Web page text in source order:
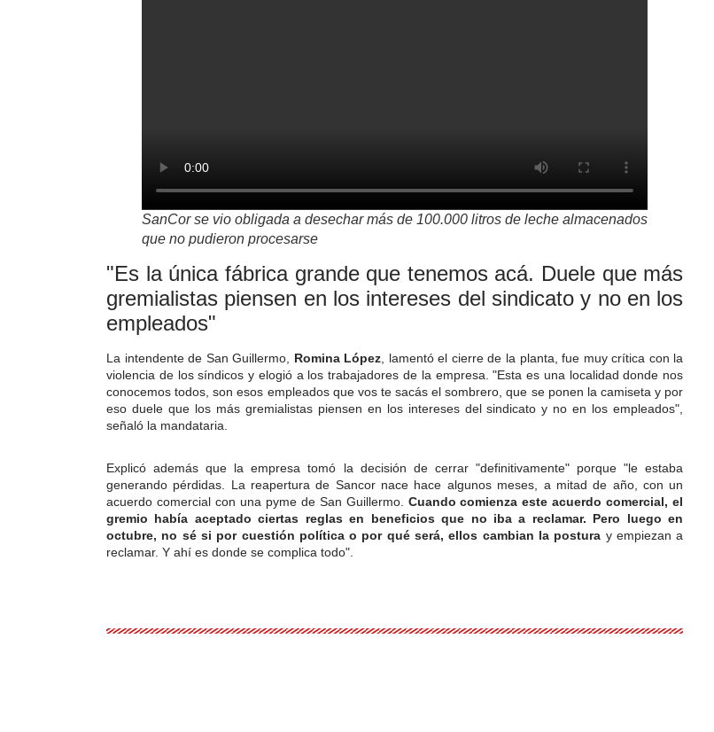
SanCor se vio obligada a desechar más de 100.000 litros de leche almacenados
que no pudieron procesarse
"Es la única fábrica grande que tenemos acá. Duele que más
gremialistas piensen en los intereses del sindicato y no en los
empleados"
La intendente de San Guillermo, Romina López , lamentó el cierre de la planta, fue muy crítica con la
violencia de los síndicos y elogió a los trabajadores de la empresa. "Esta es una localidad donde nos
conocemos todos,son esos empleados que vos te sacás el sombrero, que se ponen la camiseta y por
eso duele que los más gremialistas piensen en los intereses del sindicato y no en los empleados",
señaló la mandataria.
Explicó además que la empresa tomó la decisión de cerrar "definitivamente" porque "le estaba
generando pérdidas. La reapertura de Sancor nace hace algunos meses, a mitad de año, con un
acuerdo comercial con una pyme de San Guillermo. Cuando comienza este acuerdo comercial, el
gremio había aceptado ciertas reglas en beneficios que no iba a reclamar. Pero luego en
octubre, no sé si por cuestión política o por qué será, ellos cambian la postura y empiezan a
reclamar. Y ahí es donde se complica todo".